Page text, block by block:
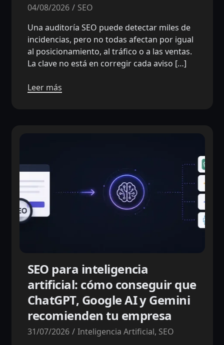
04/08/2026
SEO
Una auditoría SEO puede detectar miles de
incidencias, pero no todas afectan por igual
al posicionamiento, al tráfico o a las ventas.
La clave no está en corregir cada aviso […]
Leer más
SEO para inteligencia
artificial: cómo conseguir que
ChatGPT, Google AI y Gemini
recomienden tu empresa
31/07/2026 Inteligencia Artificial, SEO